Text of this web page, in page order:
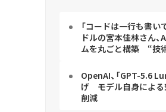
「コードは一行も書
ドルの宮本佳林さん、
ムを丸ごと構築 “技
OpenAI、「GPT-5.6
げ モデル自身による
削減